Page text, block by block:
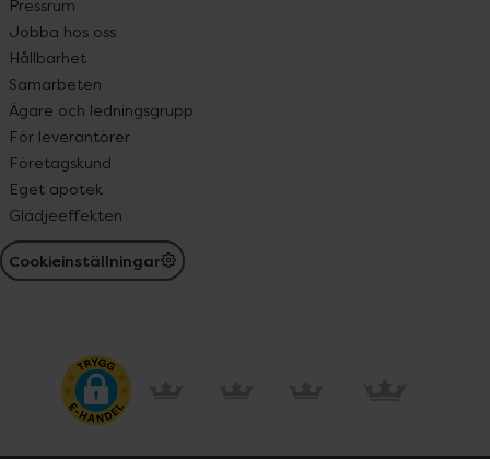
Pressrum
Jobba hos oss
Hållbarhet
Samarbeten
Ägare och ledningsgrupp
För leverantörer
Företagskund
Eget apotek
Glädjeeffekten
Cookieinställningar